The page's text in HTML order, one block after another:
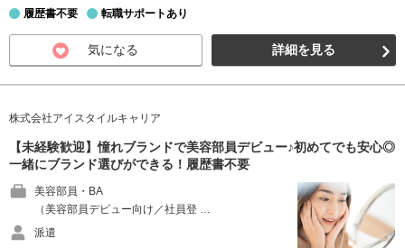
履歴書不要 転職サポートあり
気になる 詳細を見る
株式会社アイスタイルキャリア
【未経験歓迎】憧れブランドで美容部員デビュー♪初めてでも安心◎
一緒にブランド選びができる！履歴書不要
美容部員・BA
（美容部員デビュー向け／社員登 …
派遣